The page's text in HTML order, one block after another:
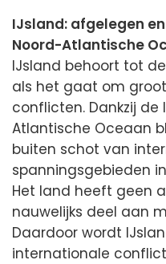
IJsland: afgelegen
Noord-Atlantische
IJsland behoort tot
als het gaat om
conflicten. Dankzij
Atlantische Oceaan
buiten schot van
spanningsgebieden
Het land heeft geen
nauwelijks deel aan
Daardoor wordt
internationale